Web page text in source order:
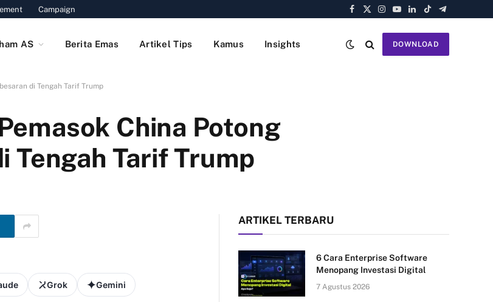
Campaign
Facebook
X
Instagram
YouTube
LinkedIn
TikTokTelegram
AS Berita Emas Artikel Tips Kamus Insights DOWNLOAD
di Tengah Tarif Trump
China Potong
Tengah Tarif Trump
Grok Gemini
ARTIKEL TERBARU
6 Cara Enterprise Software
Menopang Investasi Digital
7 Agustus 2026